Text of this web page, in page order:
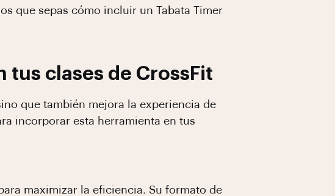
que sepas cómo incluir un Tabata Timer
tus clases de CrossFit
que también mejora la experiencia de
incorporar esta herramienta en tus
maximizar la eficiencia. Su formato de